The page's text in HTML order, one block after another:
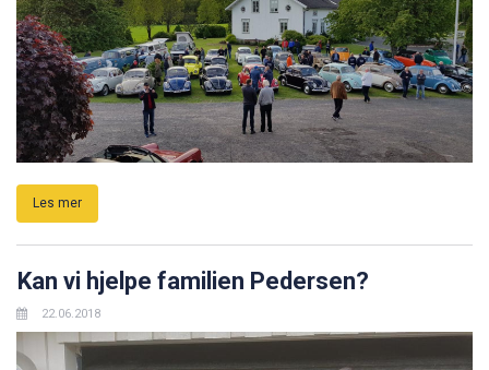
Les mer
Kan vi hjelpe familien Pedersen?
22.06.2018